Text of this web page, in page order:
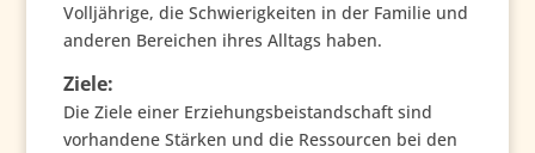
Volljährige, die Schwierigkeiten in der Familie und
anderen Bereichen ihres Alltags haben.
Ziele:
Die Ziele einer Erziehungsbeistandschaft sind
vorhandene Stärken und die Ressourcen bei den